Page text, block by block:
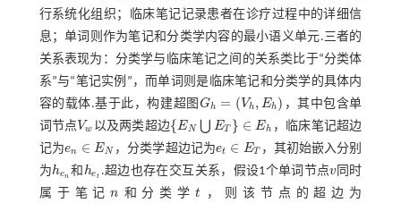
行系统化组织；临床笔记记录患者在诊疗过程中的详细信
息；单词则作为笔记和分类学内容的最小语义单元.三者的
关系表现为：分类学与临床笔记之间的关系类比于“分类体
系”与“笔记实例”，而单词则是临床笔记和分类学的具体内
容的载体.基于此，构建超图 Gh = ( Vh , Eh )
Gh= (V h, Eh)
，其中包含单
词节点 Vw
Vw 以及两类超边{ EN ⋃ ET } ∈ Eh
E N⋃ET∈Eh
，临床笔记超边
记为en ∈ EN
en∈EN ，分类学超边记为et ∈ ET
et ∈ ET
，其初始嵌入分别
为hen
hen 和 het
het .超边也存在交互关系，假设1个单词节点v
v同时
属于笔记n
n 和分类学t
t ，则该节点的超边为